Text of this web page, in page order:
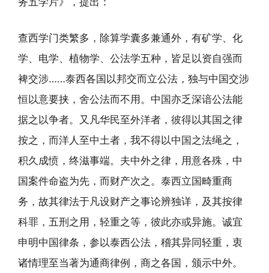
查西学门类繁多，除算学囊多兼通外，有矿学、化
学、电学、植物学、公法学五种，皆足以资自强而
裨交涉……泰西各国以邦交而立公法，独与中国交涉
恒以意要挟，舍公法而不用。中国亦乏深谙公法能
据之以争者。又凡华民至外洋者，彼得以其国之律
按之，而洋人至中土者，我不得以中国之法绳之，
积久成愤，终滋事端。夫中外之律，用意各殊，中
国案件命盗为先，而财产次之。泰西立国畸重商
务，故其律法于凡设财产之事论辨独详，及其按律
科罪，五刑之用，轻重之等，彼此亦或异施。诚宜
申明中国律条，参以泰西公法，稽其异同轻重，衷
诸情理至当著为通商律例，商之各国，颁示中外。